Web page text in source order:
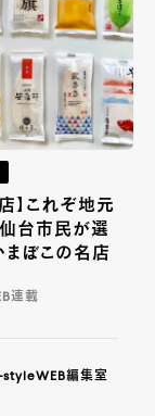
】これぞ地元
台市民が選
まぼこの名店
連載
styleWEB編集室